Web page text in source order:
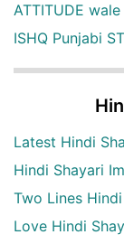
ATTITUDE wale
ISHQ Punjabi
Latest Hindi
Hindi Shayari
Two Lines
Love Hindi